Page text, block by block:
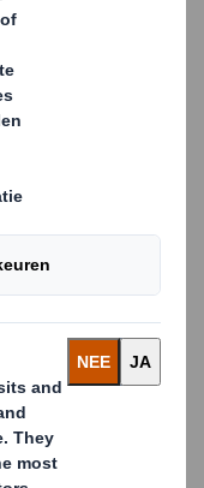
voor standaard
geschikt voor
dubbele stapeling
een stevig en
van uw
met
als gevolg .
voor
De
om
halve of kwart